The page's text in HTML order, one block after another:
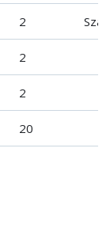
2
2
2
20